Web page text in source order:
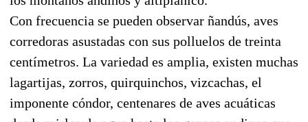
Con frecuencia se pueden observar ñandús, aves
corredoras asustadas con sus polluelos de treinta
centímetros. La variedad es amplia, existen muchas
lagartijas, zorros, quirquinchos, vizcachas, el
imponente cóndor, centenares de aves acuáticas